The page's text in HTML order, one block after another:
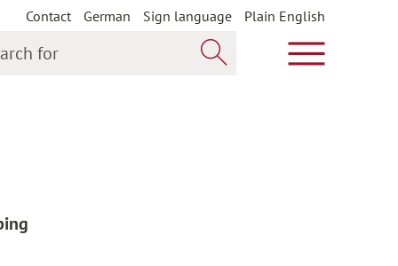
Contact German Sign language
Plain English
Show main